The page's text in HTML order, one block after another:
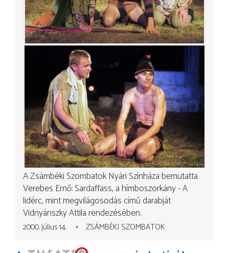
A Zsámbéki Szombatok Nyári Színháza bemutatta
Verebes Ernő: Sardaffass, a hímboszorkány - A
lidérc, mint megvilágosodás című darabját
Vidnyánszky Attila rendezésében.
2000. július 14. ZSÁMBÉKI SZOMBATOK